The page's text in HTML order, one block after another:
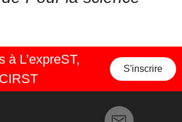
à L’expreST,
S'inscrire